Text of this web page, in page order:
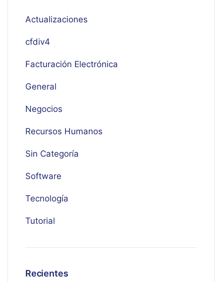
Actualizaciones
cfdiv4
Facturación Electrónica
General
Negocios
Recursos Humanos
Sin Categoría
Software
Tecnología
Tutorial
Recientes